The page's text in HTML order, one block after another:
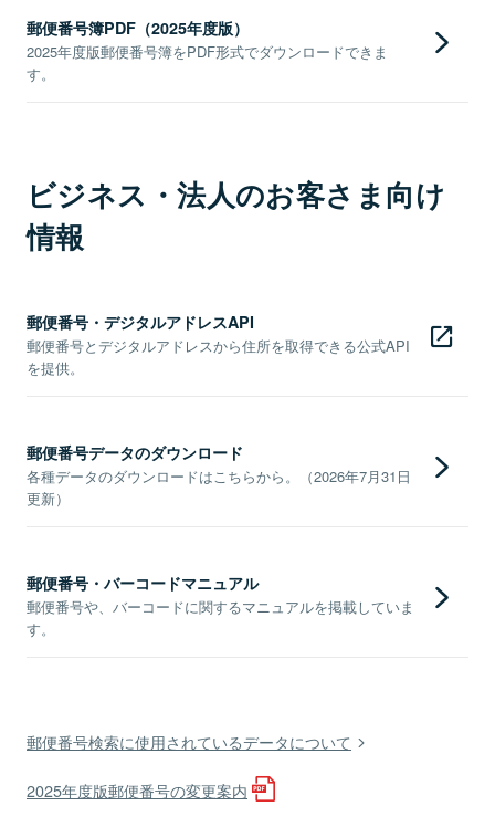
郵便番号簿PDF（2025年度版）
2025年度版郵便番号簿をPDF形式でダウンロードできま
す。
ビジネス・法人のお客さま向け
情報
郵便番号・デジタルアドレスAPI
郵便番号とデジタルアドレスから住所を取得できる公式API
を提供。
郵便番号データのダウンロード
各種データのダウンロードはこちらから。（2026年7月31日
更新）
郵便番号・バーコードマニュアル
郵便番号や、バーコードに関するマニュアルを掲載していま
す。
郵便番号検索に使用されているデータについて
2025年度版郵便番号の変更案内